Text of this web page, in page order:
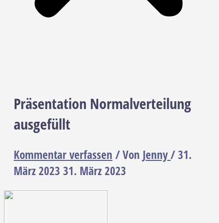
Präsentation Normalverteilung
ausgefüllt
Kommentar verfassen / Von Jenny/31.
März 2023 31. März 2023